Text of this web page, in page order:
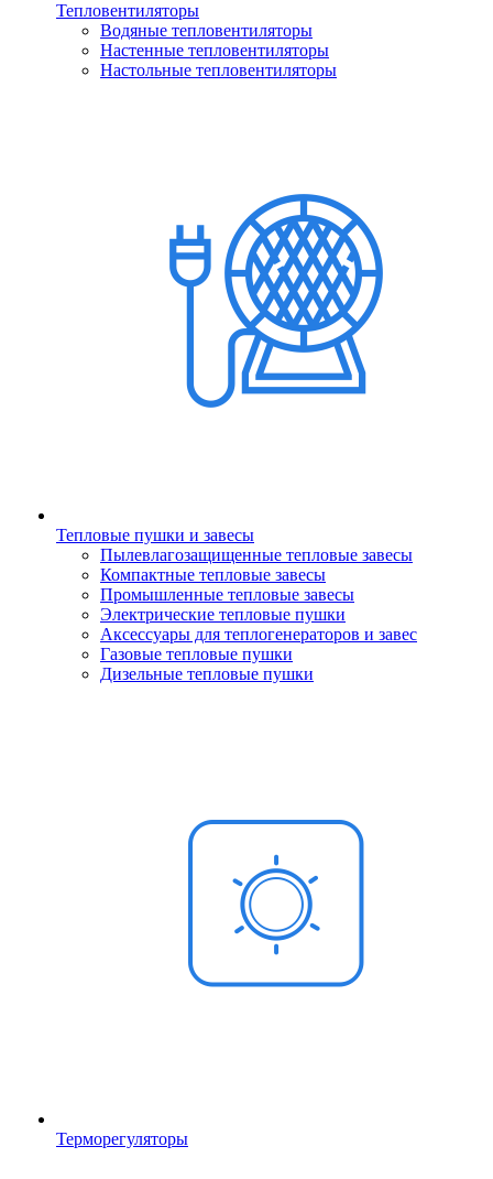
Тепловентиляторы
Водяные тепловентиляторы
Настенные тепловентиляторы
Настольные тепловентиляторы
Тепловые пушки и завесы
Пылевлагозащищенные тепловые завесы
Компактные тепловые завесы
Промышленные тепловые завесы
Электрические тепловые пушки
Аксессуары для теплогенераторов и завес
Газовые тепловые пушки
Дизельные тепловые пушки
Терморегуляторы